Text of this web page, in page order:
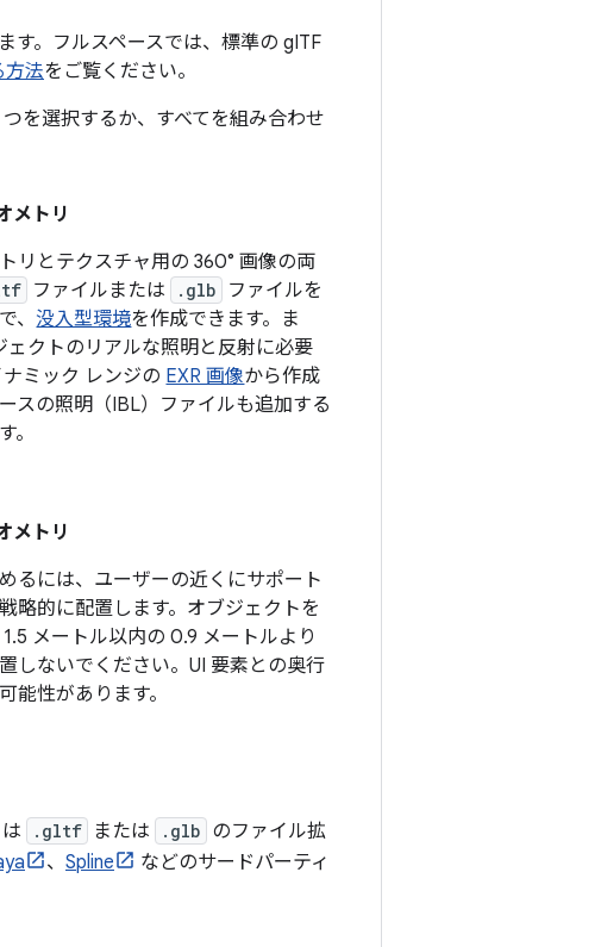
す。フルスペースでは、標準の gITF
方法をご覧ください。
を選択するか、すべてを組み合わせ
メトリ
リとテクスチャ用の 360° 画像の両
ファイルまたは .glb
ファイルを
、 没入型環境を作成できます。ま
ェクトのリアルな照明と反射に必要
ミック レンジの EXR 画像から作成
スの照明（IBL）ファイルも追加する
。
メトリ
るには、ユーザーの近くにサポート
略的に配置します。オブジェクトを
メートル以内の 0.9 メートルより
しないでください。UI 要素との奥行
能性があります。
.gltf または .glb のファイル拡
、 Spline
などのサードパーティ